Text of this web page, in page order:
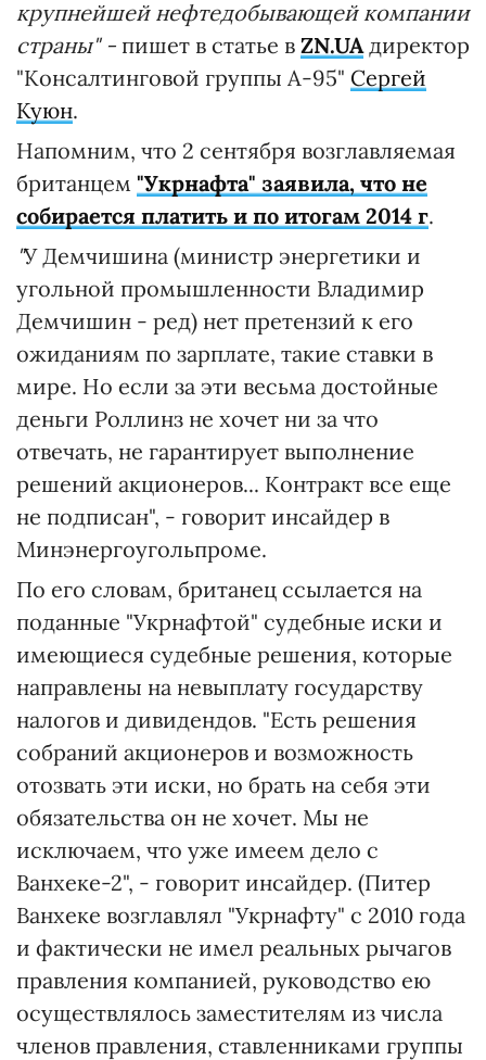
крупнейшей нефтедобывающей компании
страны" - пишет в статье в ZN.UAдиректор
"Консалтинговой группы А-95" Сергей
Куюн.
Напомним, что 2 сентября возглавляемая
британцем "Укрнафта" заявила, что не
собирается платить и по итогам 2014 г.
"У Демчишина (министр энергетики и
угольной промышленности Владимир
Демчишин - ред) нет претензий к его
ожиданиям по зарплате, такие ставки в
мире. Но если за эти весьма достойные
деньги Роллинз не хочет ни за что
отвечать, не гарантирует выполнение
решений акционеров... Контракт все еще
не подписан", - говорит инсайдер в
Минэнергоугольпроме.
По его словам, британец ссылается на
поданные "Укрнафтой" судебные иски и
имеющиеся судебные решения, которые
направлены на невыплату государству
налогов и дивидендов. "Есть решения
собраний акционеров и возможность
отозвать эти иски, но брать на себя эти
обязательства он не хочет. Мы не
исключаем, что уже имеем дело с
Ванхеке-2", - говорит инсайдер. (Питер
Ванхеке возглавлял "Укрнафту" с 2010 года
и фактически не имел реальных рычагов
правления компанией, руководство ею
осуществлялось заместителям из числа
членов правления, ставленниками группы